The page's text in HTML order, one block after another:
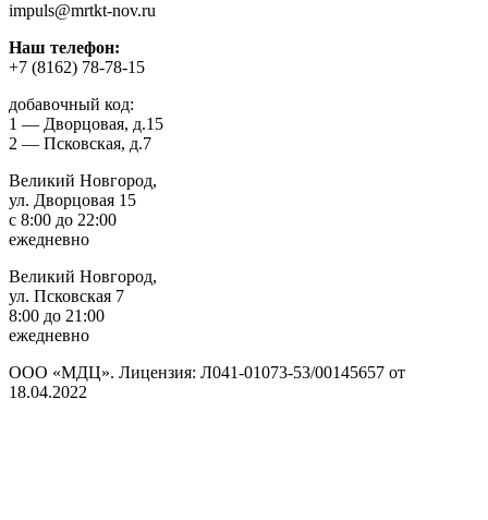
impuls@mrtkt-nov.ru
Наш телефон:
+7 (8162) 78-78-15
добавочный код:
1 — Дворцовая, д.15
2 — Псковская, д.7
Великий Новгород,
ул. Дворцовая 15
с 8:00 до 22:00
ежедневно
Великий Новгород,
ул. Псковская 7
8:00 до 21:00
ежедневно
ООО «МДЦ». Лицензия: Л041-01073-53/00145657 от
18.04.2022